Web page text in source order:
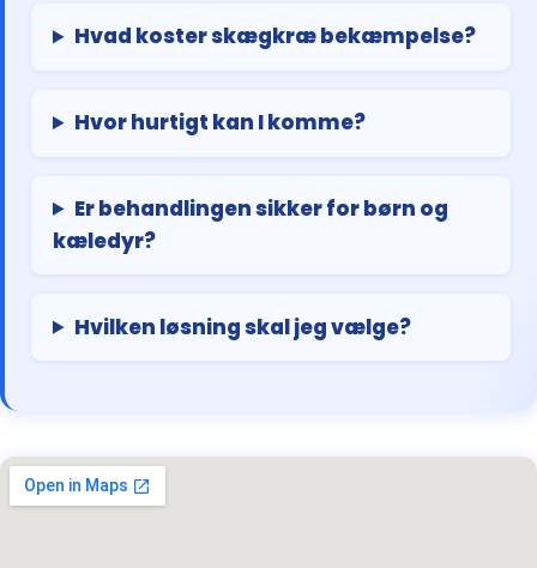
Hvad koster skægkræ bekæmpelse?
Hvor hurtigt kan I komme?
Er behandlingen sikker for børn og
kæledyr?
Hvilken løsning skal jeg vælge?